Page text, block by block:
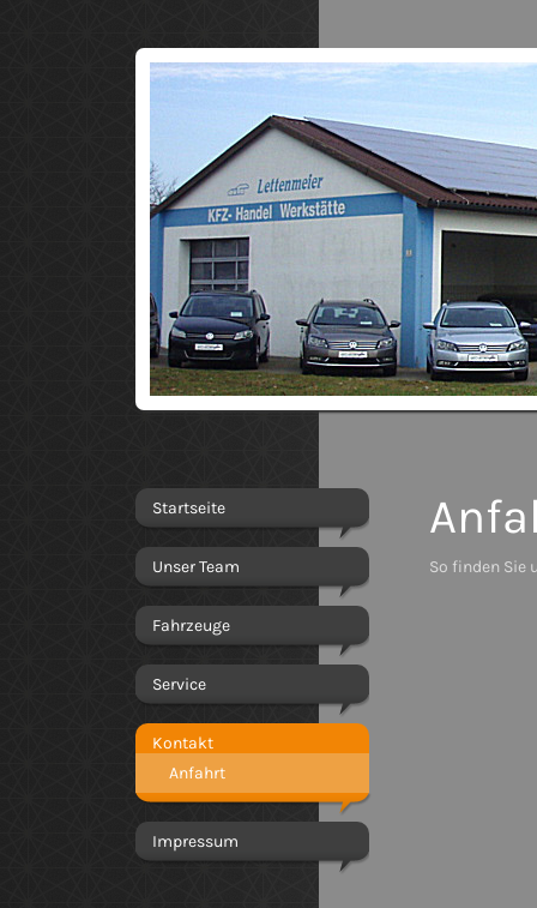
Startseite
Unser Team
Fahrzeuge
Service
Kontakt
Anfahrt
Impressum
So finden Sie